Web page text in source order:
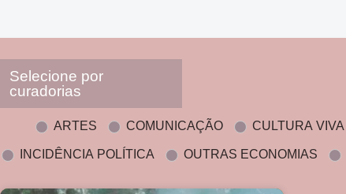
Selecione por
curadorias
ARTES COMUNICAÇÃO CULTURA VIVA
INCIDÊNCIA POLÍTICA OUTRAS ECONOMIAS